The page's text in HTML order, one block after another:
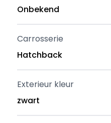
Onbekend
Carrosserie
Hatchback
Exterieur kleur
zwart